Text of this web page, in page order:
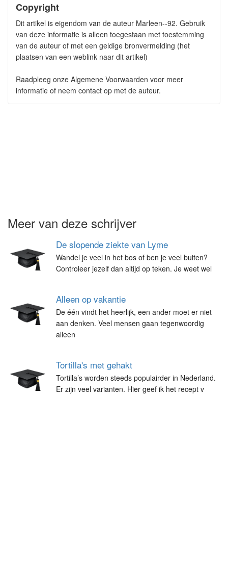
Copyright
Dit artikel is eigendom van de auteur Marleen--92. Gebruik
van deze informatie is alleen toegestaan met toestemming
van de auteur of met een geldige bronvermelding (het
plaatsen van een weblink naar dit artikel)
Raadpleeg onze Algemene Voorwaarden voor meer
informatie of neem contact op met de auteur.
Meer van deze schrijver
De slopende ziekte van Lyme
Wandel je veel in het bos of ben je veel buiten?
Controleer jezelf dan altijd op teken. Je weet wel
Alleen op vakantie
De één vindt het heerlijk, een ander moet er niet
aan denken. Veel mensen gaan tegenwoordig
alleen
Tortilla's met gehakt
Tortilla’s worden steeds populairder in Nederland.
Er zijn veel varianten. Hier geef ik het recept v